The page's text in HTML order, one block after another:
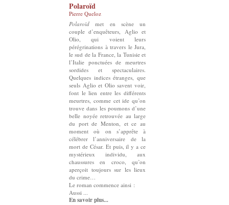
Polaroïd
Pierre Queloz
Polaroïdmet en scène un
couple d’enquêteurs, Aglio et
Olio, qui voient leurs
pérégrinations à travers le Jura,
le sud de la France, la Tunisie et
l’Italie ponctuées de meurtres
sordides et spectaculaires.
Quelques indices étranges, que
seuls Aglio et Olio savent voir,
font le lien entre les différents
meurtres, comme cet ide qu’on
trouve dans les poumons d’une
belle noyée retrouvée au large
du port de Menton, et ce au
moment où on s’apprête à
célébrer l’anniversaire de la
mort de César. Et puis, il y a ce
mystérieux individu, aux
chaussures en croco, qu’on
aperçoit toujours sur les lieux
du crime…
Le roman commence ainsi :
Aussi ...
En savoir plus...